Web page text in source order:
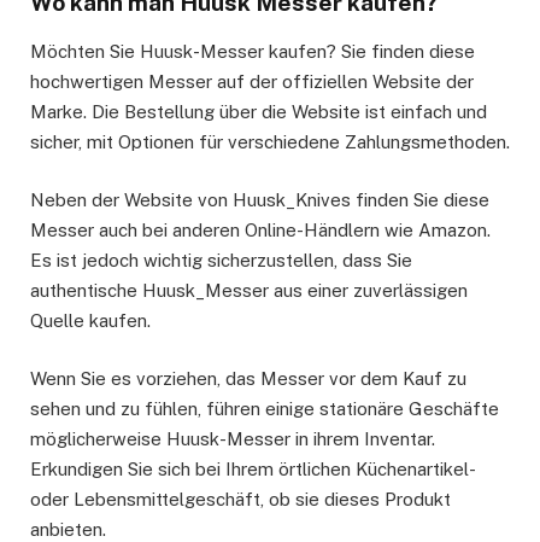
Möchten Sie Huusk-Messer kaufen? Sie finden diese
hochwertigen Messer auf der offiziellen Website der
Marke. Die Bestellung über die Website ist einfach und
sicher, mit Optionen für verschiedene Zahlungsmethoden.
Neben der Website von Huusk_Knives finden Sie diese
Messer auch bei anderen Online-Händlern wie Amazon.
Es ist jedoch wichtig sicherzustellen, dass Sie
authentische Huusk_Messer aus einer zuverlässigen
Quelle kaufen.
Wenn Sie es vorziehen, das Messer vor dem Kauf zu
sehen und zu fühlen, führen einige stationäre Geschäfte
möglicherweise Huusk-Messer in ihrem Inventar.
Erkundigen Sie sich bei Ihrem örtlichen Küchenartikel-
oder Lebensmittelgeschäft, ob sie dieses Produkt
anbieten.